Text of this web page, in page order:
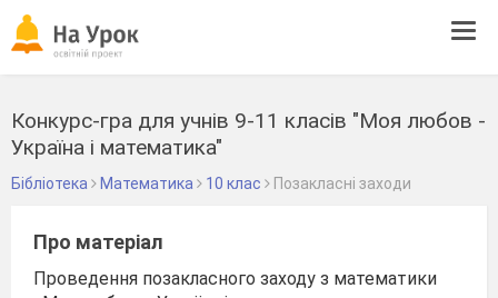
Конкурс-гра для учнів 9-11 класів "Моя любов -
Україна і математика"
Бібліотека Математика 10 клас Позакласні заходи
Про матеріал
Проведення позакласного заходу з математики